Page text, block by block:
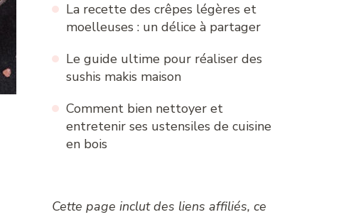
La recette des crêpes légères et
moelleuses : un délice à partager
Le guide ultime pour réaliser des
sushis makis maison
Comment bien nettoyer et
entretenir ses ustensiles de cuisine
en bois
Cette page inclut des liens affiliés, ce